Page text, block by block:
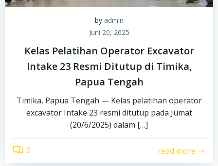
by admin
Juni 20, 2025
Kelas Pelatihan Operator Excavator
Intake 23 Resmi Ditutup di Timika,
Papua Tengah
Timika, Papua Tengah — Kelas pelatihan operator
excavator Intake 23 resmi ditutup pada Jumat
(20/6/2025) dalam […]
0 read more